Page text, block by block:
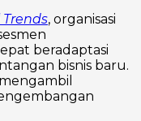
, organisasi
beradaptasi
bisnis baru.